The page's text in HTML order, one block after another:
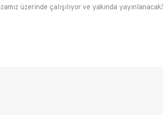
üzerinde çalışılıyor ve yakında yayınlanacak!